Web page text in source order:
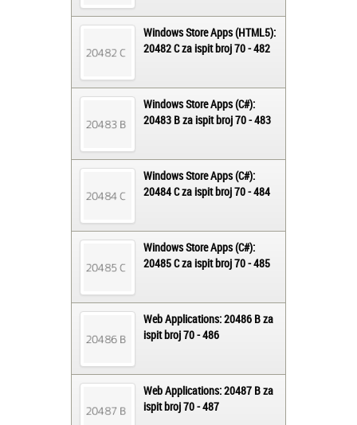
Windows Store Apps (HTML5):
20482 C za ispit broj 70 - 482
Windows Store Apps (C#):
20483 B za ispit broj 70 - 483
Windows Store Apps (C#):
20484 C za ispit broj 70 - 484
Windows Store Apps (C#):
20485 C za ispit broj 70 - 485
Web Applications: 20486 B za
ispit broj 70 - 486
Web Applications: 20487 B za
ispit broj 70 - 487